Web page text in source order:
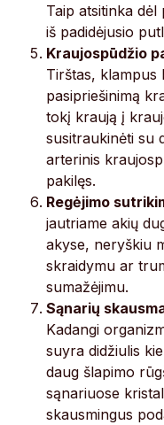
Taip atsitinka dėl
iš padidėjusio
Kraujospūdžio
Tirštas, klampus
pasipriešinimą
tokį kraują į
susitraukinėti su
arterinis
pakilęs.
Regėjimo
jautriame akių
akyse, neryškiu
skraidymu ar
sumažėjimu.
Sąnarių
Kadangi
suyra didžiulis
daug šlapimo
sąnariuose
skausmingus